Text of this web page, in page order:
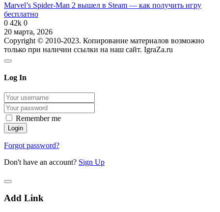
Marvel’s Spider-Man 2 вышел в Steam — как получить игру
бесплатно
0 42k 0
20 марта, 2026
Copyright © 2010-2023. Копирование материалов возможно
только при наличии ссылки на наш сайт. IgraZa.ru
Log In
Remember me
Forgot password?
Don't have an account? Sign Up
Add Link